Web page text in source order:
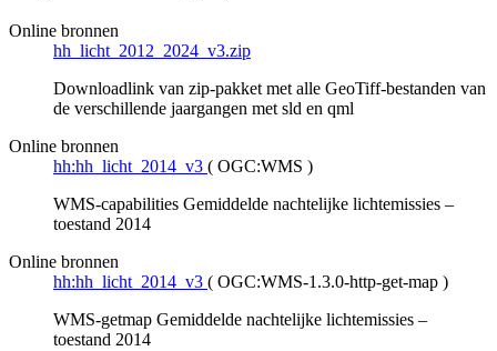
Online bronnen
hh_licht_2012_2024_v3.zip
Downloadlink van zip-pakket met alle GeoTiff-bestanden van
de verschillende jaargangen met sld en qml
Online bronnen
hh:hh_licht_2014_v3 ( OGC:WMS )
WMS-capabilities Gemiddelde nachtelijke lichtemissies –
toestand 2014
Online bronnen
hh:hh_licht_2014_v3 ( OGC:WMS-1.3.0-http-get-map )
WMS-getmap Gemiddelde nachtelijke lichtemissies –
toestand 2014